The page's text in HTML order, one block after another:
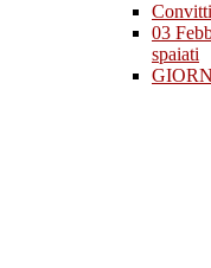
03
spaiati